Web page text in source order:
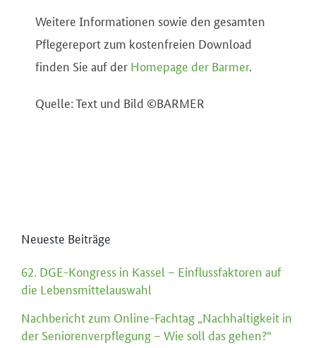
Weitere Informationen sowie den gesamten
Pflegereport zum kostenfreien Download
finden Sie auf der Homepage der Barmer.
Quelle: Text und Bild ©BARMER
Neueste Beiträge
62. DGE-Kongress in Kassel – Einflussfaktoren auf
die Lebensmittelauswahl
Nachbericht zum Online-Fachtag „Nachhaltigkeit in
der Seniorenverpflegung – Wie soll das gehen?“